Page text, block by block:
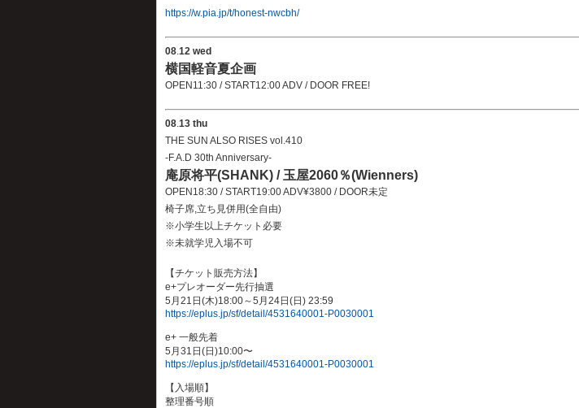
https://w.pia.jp/t/honest-nwcbh/
08.12 wed
横国軽音夏企画
OPEN11:30 / START12:00 ADV / DOOR FREE!
08.13 thu
THE SUN ALSO RISES vol.410
-F.A.D 30th Anniversary-
庵原将平(SHANK) / 玉屋2060％(Wienners)
OPEN18:30 / START19:00 ADV¥3800 / DOOR未定
椅子席,立ち見併用(全自由)
※小学生以上チケット必要
※未就学児入場不可
【チケット販売方法】
e+プレオーダー先行抽選
5月21日(木)18:00～5月24日(日) 23:59
https://eplus.jp/sf/detail/4531640001-P0030001
e+ 一般先着
5月31日(日)10:00〜
https://eplus.jp/sf/detail/4531640001-P0030001
【入場順】
整理番号順